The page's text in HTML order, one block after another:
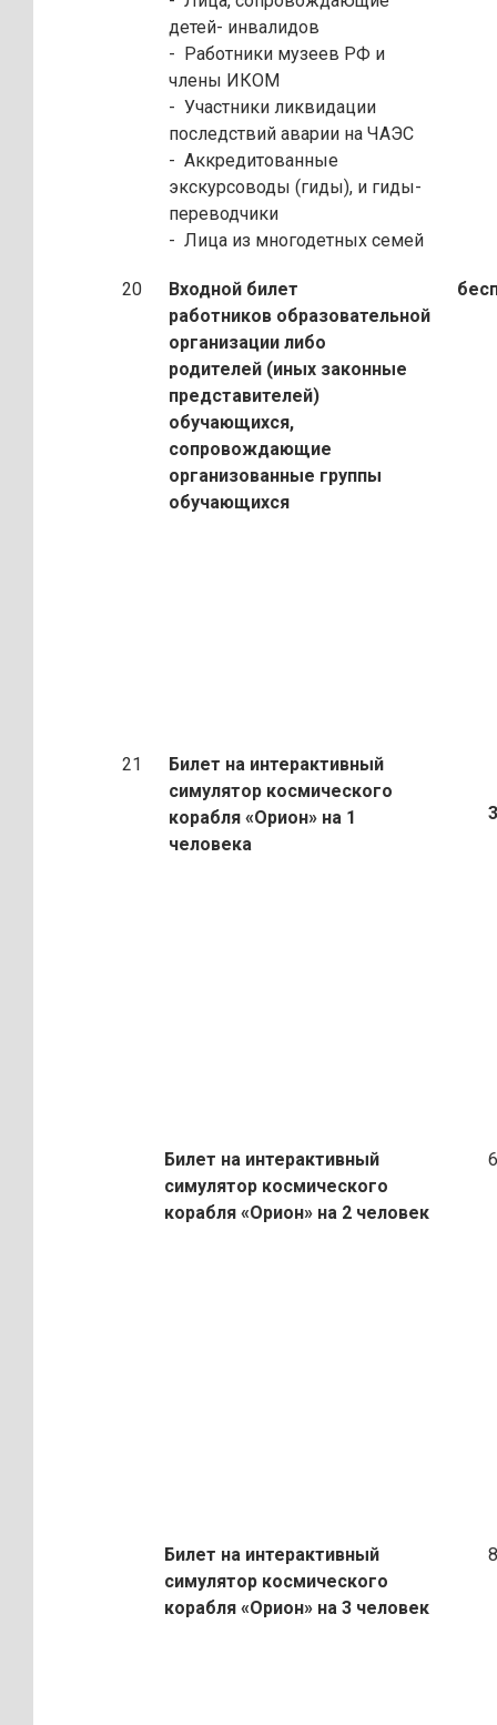
детей- инвалидов
- Работники музеев РФ и
члены ИКОМ
- Участники ликвидации
последствий аварии на ЧАЭС
- Аккредитованные
экскурсоводы (гиды), и гиды-
переводчики
- Лица из многодетных семей
20
Входной билет
работников образовательной
организации либо
родителей (иных законные
представителей)
обучающихся,
сопровождающие
организованные группы
обучающихся
21
Билет на интерактивный
симулятор космического
корабля «Орион» на 1
человека
Билет на интерактивный
симулятор космического
корабля «Орион» на 2 человек
Билет на интерактивный
симулятор космического
корабля «Орион» на 3 человек